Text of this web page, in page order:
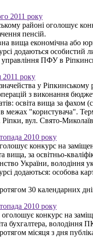
2011 року
районі оголошує
пенсій.
вища економічна або
додаються особистий
управління ПФУ в
2011 року
у Ріпкинському
з виконання
освіта вища за фахом
межах "користувача".
Ріпки, вул. Свято-
2010 року
конкурс на
вища, за освітньо-
України, володіння
додаються: особова
30 календарних
2010 року
оголошує конкурс на
бухгалтера, володіння
місяця з дня